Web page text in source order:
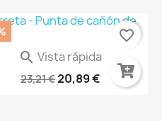
 Vista rápida
De Silicona - Stonework
23,21 €20,89 €
favorite_border